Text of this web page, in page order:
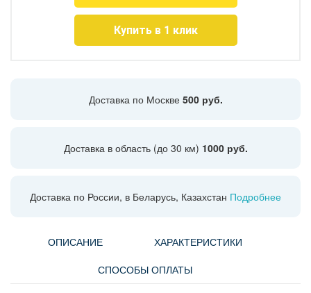
Купить в 1 клик
Доставка по Москве 500 руб.
Доставка в область (до 30 км) 1000 руб.
Доставка по России, в Беларусь, Казахстан Подробнее
ОПИСАНИЕ
ХАРАКТЕРИСТИКИ
СПОСОБЫ ОПЛАТЫ